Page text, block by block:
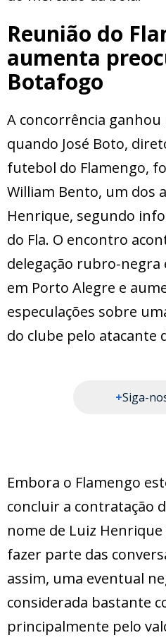
Reunião do
aumenta
Botafogo
A concorrência
quando José Boto,
futebol do Flamengo,
William Bento, um dos
Henrique, segundo
do Fla. O encontro
delegação rubro-negra
em Porto Alegre e
especulações sobre
do clube pelo atacante
+Siga-
Embora o Flamengo
concluir a contratação
nome de Luiz
fazer parte das
assim, uma eventual
considerada bastante
principalmente pelo